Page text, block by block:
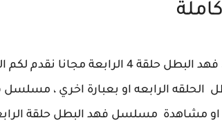
مشاهدة مسلسل فهد البطل حلقة 4
فهد البطل حلقه 4 او مشاهدة مسلسل فهد